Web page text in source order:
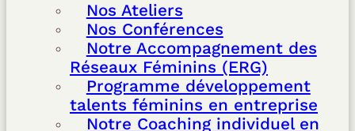
Nos Ateliers
Nos Conférences
Notre Accompagnement des
Réseaux Féminins (ERG)
Programme développement
talents féminins en entreprise
Notre Coaching individuel en